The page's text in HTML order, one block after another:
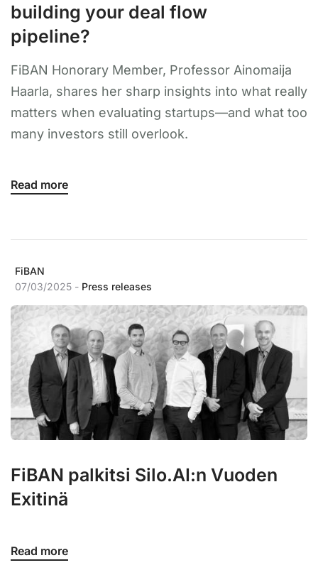
building your deal flow
pipeline?
FiBAN Honorary Member, Professor Ainomaija
Haarla, shares her sharp insights into what really
matters when evaluating startups—and what too
many investors still overlook.
Read more
FiBAN
07/03/2025 - Press releases
FiBAN palkitsi Silo.AI:n Vuoden
Exitinä
Read more